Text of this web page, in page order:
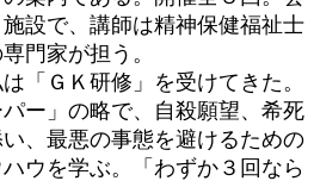
設で、講師は精神保健福祉士
門家が担う。
「ＧＫ研修」を受けてきた。
ー」の略で、自殺願望、希死
、最悪の事態を避けるための
ウを学ぶ。「わずか３回なら